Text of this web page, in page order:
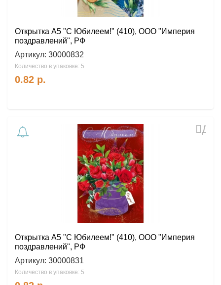
Открытка А5 "С Юбилеем!" (410), ООО "Империя
поздравлений", РФ
Артикул: 30000832
Количество в упаковке: 5
0.82 р.
Открытка А5 "С Юбилеем!" (410), ООО "Империя
поздравлений", РФ
Артикул: 30000831
Количество в упаковке: 5